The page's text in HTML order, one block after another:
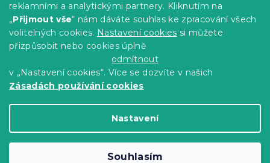
reklamními a analytickými partnery. Kliknutím na
„Přijmout vše“ nám dáváte souhlas ke zpracování všech
volitelných cookies. Nastavení cookies si můžete
přizpůsobit nebo cookies úplně
odmítnout
v „Nastavení cookies“. Více se dozvíte v našich
Zásadách používání cookies
Nastavení
Souhlasím
Návody
Tabulky velikostí
Blog
Copyright 2026Výprodej povlečení. Všechna
práva vyhrazena.Upravit nastavení cookies